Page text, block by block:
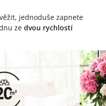
jednoduše zapnete
ze dvou rychlostí